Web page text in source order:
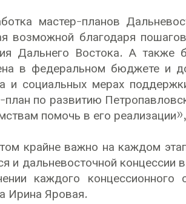
мастер-планов
возможной благодаря
Дальнего Востока. А также
в федеральном бюджете и
и социальных мерах
план по развитию
помочь в его
крайне важно на каждом
и дальневосточной
каждого
Ирина Яровая.